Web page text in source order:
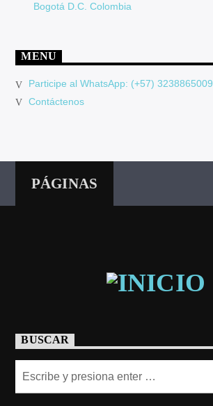
Bogotá D.C. Colombia
MENU
Participe al WhatsApp: (+57) 3238865009
Contáctenos
PÁGINAS
BUSCAR